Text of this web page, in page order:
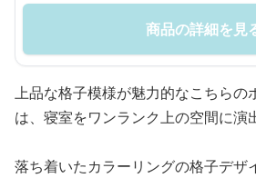
商品の詳細を見
上品な格子模様が魅力的なこちらの
は、寝室をワンランク上の空間に演
落ち着いたカラーリングの格子デザ